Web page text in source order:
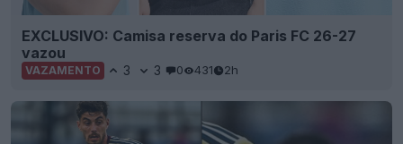
EXCLUSIVO: Camisa reserva do Paris FC 26-27
vazou
VAZAMENTO 3 3 0 431 2h